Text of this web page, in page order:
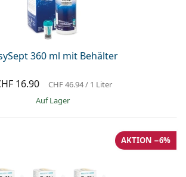
360 ml mit Behälter
16.90 CHF 46.94/ 1 Liter
auf Lager
AKTION −6%